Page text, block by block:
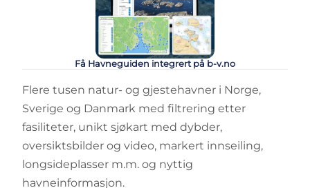
JOLLE
Buster Mini Sport
13 ft 3 pers
Få Havneguiden integrert på b-v.no
Flere tusen natur- og gjestehavner i Norge,
Sverige og Danmark med filtrering etter
fasiliteter, unikt sjøkart med dybder,
oversiktsbilder og video, markert innseiling,
longsideplasser m.m. og nyttig
havneinformasjon.